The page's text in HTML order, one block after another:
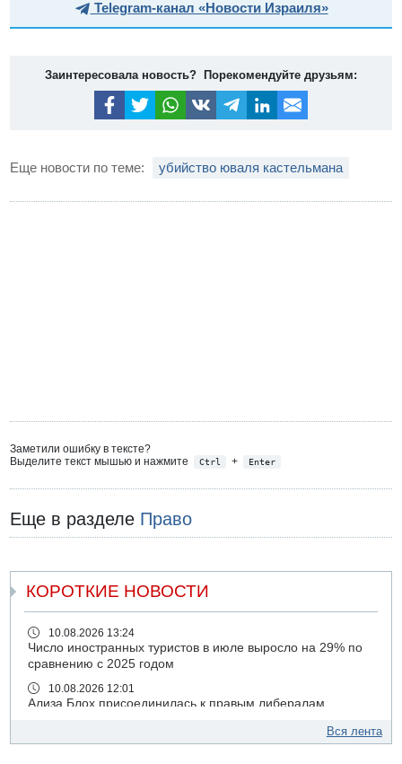
Telegram-канал «Новости Израиля»
Заинтересовала новость? Порекомендуйте друзьям:
Еще новости по теме: убийство юваля кастельмана
Заметили ошибку в тексте?
Выделите текст мышью и нажмите
Ctrl + Enter
Еще в разделе Право
КОРОТКИЕ НОВОСТИ
10.08.2026 13:24
Число иностранных туристов в июле выросло на 29% по
сравнению с 2025 годом
10.08.2026 12:01
Ализа Блох присоединилась к правым либералам
На 4-м шоссе погиб под колесами автомобиля мужчина
Вся лента